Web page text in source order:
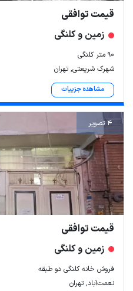
قیمت توافقی
زمین و کلنگی
90 متر کلنگی
شهرک شریعتی, تهران
مشاهده جزییات
4 تصویر
قیمت توافقی
زمین و کلنگی
فروش خانه کلنگی دو طبقه
نعمت‌آباد, تهران